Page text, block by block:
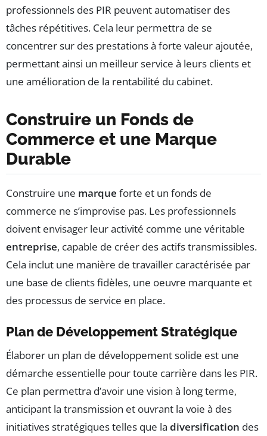
professionnels des PIR peuvent automatiser des
tâches répétitives. Cela leur permettra de se
concentrer sur des prestations à forte valeur ajoutée,
permettant ainsi un meilleur service à leurs clients et
une amélioration de la rentabilité du cabinet.
Construire un Fonds de
Commerce et une Marque
Durable
Construire une marque forte et un fonds de
commerce ne s’improvise pas. Les professionnels
doivent envisager leur activité comme une véritable
entreprise, capable de créer des actifs transmissibles.
Cela inclut une manière de travailler caractérisée par
une base de clients fidèles, une oeuvre marquante et
des processus de service en place.
Plan de Développement Stratégique
Élaborer un plan de développement solide est une
démarche essentielle pour toute carrière dans les PIR.
Ce plan permettra d’avoir une vision à long terme,
anticipant la transmission et ouvrant la voie à des
initiatives stratégiques telles que la diversification des